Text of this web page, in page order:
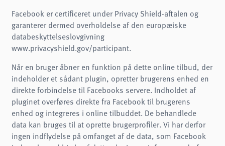
Facebook er certificeret under Privacy Shield-aftalen og
garanterer dermed overholdelse af den europæiske
databeskyttelseslovgivning
www.privacyshield.gov/participant.
Når en bruger åbner en funktion på dette online tilbud, der
indeholder et sådant plugin, opretter brugerens enhed en
direkte forbindelse til Facebooks servere. Indholdet af
pluginet overføres direkte fra Facebook til brugerens
enhed og integreres i online tilbuddet. De behandlede
data kan bruges til at oprette brugerprofiler. Vi har derfor
ingen indflydelse på omfanget af de data, som Facebook